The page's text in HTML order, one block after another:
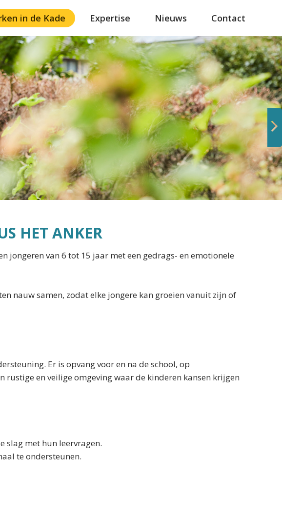
in de Kade Expertise Nieuws Contact
Volgende
HET ANKER
jongeren van 6 tot 15 jaar met een gedrags- en emotionele
nauw samen, zodat elke jongere kan groeien vanuit zijn of
Er is opvang voor en na de school, op
rustige en veilige omgeving waar de kinderen kansen krijgen
slag met hun leervragen.
te ondersteunen.